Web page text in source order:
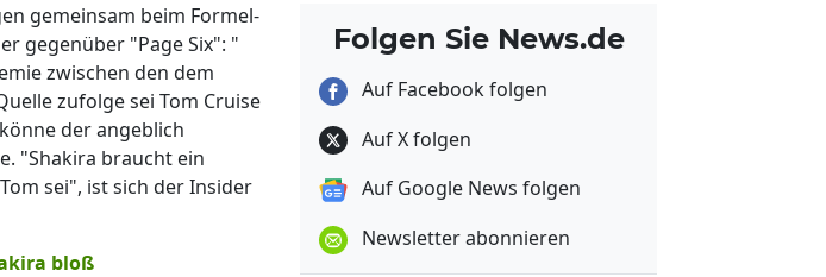
gemeinsam beim Formel-
gegenüber "Page Six": "
zwischen den dem
zufolge sei Tom Cruise
der angeblich
"Shakira braucht ein
sei", ist sich der Insider
bloß
Folgen Sie News.de
Auf Facebook folgen
Auf X folgen
Auf Google News folgen
Newsletter abonnieren